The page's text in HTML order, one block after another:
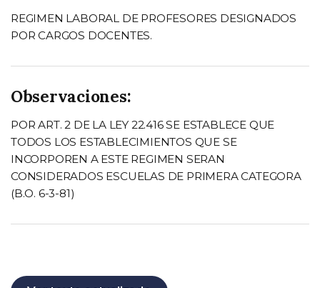
REGIMEN LABORAL DE PROFESORES DESIGNADOS
POR CARGOS DOCENTES.
Observaciones:
POR ART. 2 DE LA LEY 22.416 SE ESTABLECE QUE
TODOS LOS ESTABLECIMIENTOS QUE SE
INCORPOREN A ESTE REGIMEN SERAN
CONSIDERADOS ESCUELAS DE PRIMERA CATEGORA
(B.O. 6-3-81)